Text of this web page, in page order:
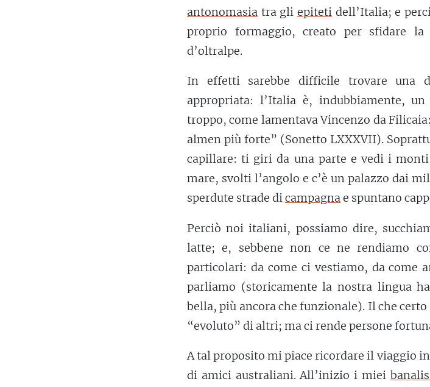
antonomasia tra gli epiteti dell’Italia; e
proprio formaggio, creato per sfidare la
d’oltralpe.
In effetti sarebbe difficile trovare una
appropriata: l’Italia è, indubbiamente,
troppo, come lamentava Vincenzo da
almen più forte” (Sonetto LXXXVII).
capillare: ti giri da una parte e vedi i
mare, svolti l’angolo e c’è un palazzo dai
sperdute strade dicampagnae spuntano
Perciò noi italiani, possiamo dire,
latte; e, sebbene non ce ne rendiamo
particolari: da come ci vestiamo, da come
parliamo (storicamente la nostra lingua
bella, più ancora che funzionale). Il che
“evoluto” di altri; ma ci rende persone
A tal proposito mi piace ricordare il viaggio
di amici australiani. All’inizio i miei